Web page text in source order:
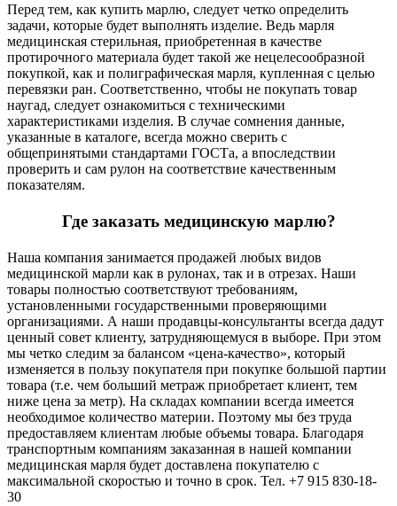
Перед тем, как купить марлю, следует четко определить
задачи, которые будет выполнять изделие. Ведь марля
медицинская стерильная, приобретенная в качестве
протирочного материала будет такой же нецелесообразной
покупкой, как и полиграфическая марля, купленная с целью
перевязки ран. Соответственно, чтобы не покупать товар
наугад, следует ознакомиться с техническими
характеристиками изделия. В случае сомнения данные,
указанные в каталоге, всегда можно сверить с
общепринятыми стандартами ГОСТа, а впоследствии
проверить и сам рулон на соответствие качественным
показателям.
Где заказать медицинскую марлю?
Наша компания занимается продажей любых видов
медицинской марли как в рулонах, так и в отрезах. Наши
товары полностью соответствуют требованиям,
установленными государственными проверяющими
организациями. А наши продавцы-консультанты всегда дадут
ценный совет клиенту, затрудняющемуся в выборе. При этом
мы четко следим за балансом «цена-качество», который
изменяется в пользу покупателя при покупке большой партии
товара (т.е. чем больший метраж приобретает клиент, тем
ниже цена за метр). На складах компании всегда имеется
необходимое количество материи. Поэтому мы без труда
предоставляем клиентам любые объемы товара. Благодаря
транспортным компаниям заказанная в нашей компании
медицинская марля будет доставлена покупателю с
максимальной скоростью и точно в срок. Тел. +7 915 830-18-
30